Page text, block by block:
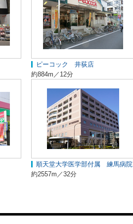
ピーコック 井荻店
約884m／12分
順天堂大学医学部付属 練馬病院
約2557m／32分